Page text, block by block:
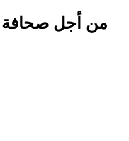
من أجل صحافة